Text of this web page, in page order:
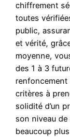
chiffrement
toutes
public,
et vérité,
moyenne,
des 1 à 3
critères à
solidité d’un
son niveau
beaucoup